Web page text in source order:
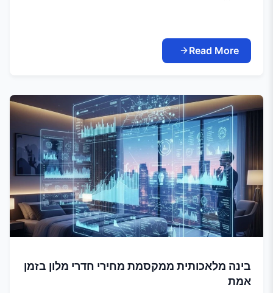
Read More
בינה מלאכותית ממקסמת מחירי חדרי מלון בזמן
אמת